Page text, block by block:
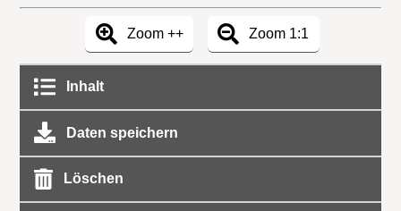
Zoom ++ Zoom 1:1
Inhalt
Daten speichern
Löschen